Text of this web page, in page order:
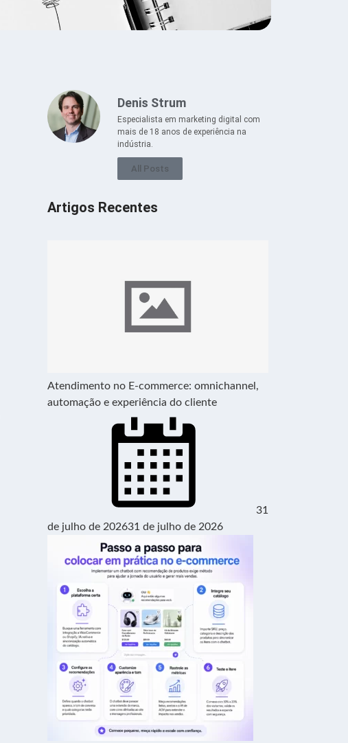
Denis Strum
Especialista em marketing digital com
mais de 18 anos de experiência na
indústria.
All Posts
Artigos Recentes
Atendimento no E-commerce: omnichannel,
automação e experiência do cliente
31
de julho de 202631 de julho de 2026